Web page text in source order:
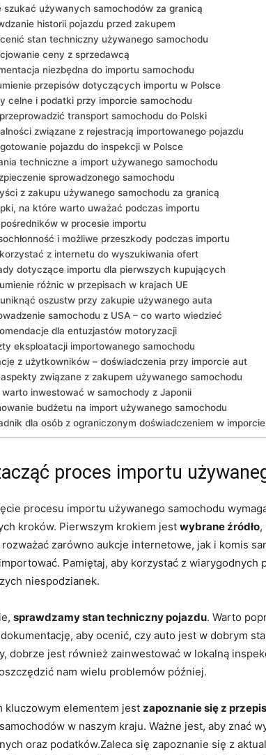
szukać używanych samochodów za granicą
historii pojazdu przed zakupem
stan techniczny używanego samochodu
ceny z sprzedawcą
niezbędna do importu samochodu
przepisów dotyczących importu w Polsce
celne i podatki przy imporcie samochodu
transport samochodu do Polski
związane z rejestracją importowanego pojazdu
pojazdu do inspekcji w Polsce
techniczne a import używanego samochodu
sprowadzonego samochodu
z zakupu używanego samochodu za granicą
na które warto uważać podczas importu
pośredników w procesie importu
i możliwe przeszkody podczas importu
z internetu do wyszukiwania ofert
dotyczące importu dla pierwszych kupujących
różnic w przepisach w krajach UE
oszustw przy zakupie używanego auta
samochodu z USA – co warto wiedzieć
dla entuzjastów motoryzacji
eksploatacji importowanego samochodu
z użytkowników – doświadczenia przy imporcie aut
związane z zakupem używanego samochodu
warto inwestować w samochody z Japonii
budżetu na import używanego samochodu
dla osób z ograniczonym doświadczeniem w imporcie
proces importu
procesu importu używanego samochodu
kroków. Pierwszym krokiem jest wybrane źródło,
rozważać zarówno aukcje internetowe, jak i komis
Pamiętaj, aby korzystać z wiarygodnych
niespodzianek.
sprawdzamy stan techniczny pojazdu. Warto
aby ocenić, czy auto jest w dobrym
dobrze jest również zainwestować w lokalną
nam wielu problemów później.
kluczowym elementem jest zapoznanie się z
w naszym kraju. Ważne jest, aby znać
oraz podatków.Zaleca się zapoznanie się z